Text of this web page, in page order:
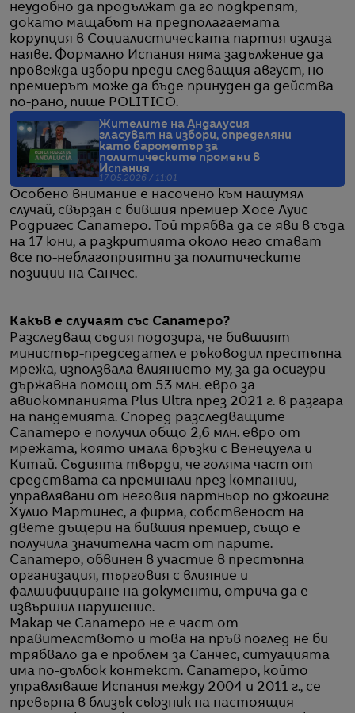
неудобно да продължат да го подкрепят,
докато мащабът на предполагаемата
корупция в Социалистическата партия излиза
наяве. Формално Испания няма задължение да
провежда избори преди следващия август, но
премиерът може да бъде принуден да действа
по-рано, пише POLITICO.
Жителите на Андалусия
гласуват на избори, определяни
като барометър за
политическите промени в
Испания
17.05.2026 / 11:01
Особено внимание е насочено към нашумял
случай, свързан с бившия премиер Хосе Луис
Родригес Сапатеро. Той трябва да се яви в съда
на 17 юни, а разкритията около него стават
все по-неблагоприятни за политическите
позиции на Санчес.
Какъв е случаят със Сапатеро?
Разследващ съдия подозира, че бившият
министър-председател е ръководил престъпна
мрежа, използвала влиянието му, за да осигури
държавна помощ от 53 млн. евро за
авиокомпанията Plus Ultra през 2021 г. в разгара
на пандемията. Според разследващите
Сапатеро е получил общо 2,6 млн. евро от
мрежата, която имала връзки с Венецуела и
Китай. Съдията твърди, че голяма част от
средствата са преминали през компании,
управлявани от неговия партньор по джогинг
Хулио Мартинес, а фирма, собственост на
двете дъщери на бившия премиер, също е
получила значителна част от парите.
Сапатеро, обвинен в участие в престъпна
организация, търговия с влияние и
фалшифициране на документи, отрича да е
извършил нарушение.
Макар че Сапатеро не е част от
правителството и това на пръв поглед не би
трябвало да е проблем за Санчес, ситуацията
има по-дълбок контекст. Сапатеро, който
управляваше Испания между 2004 и 2011 г., се
превърна в близък съюзник на настоящия